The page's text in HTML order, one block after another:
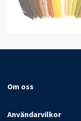
Om oss
Användarvilkor